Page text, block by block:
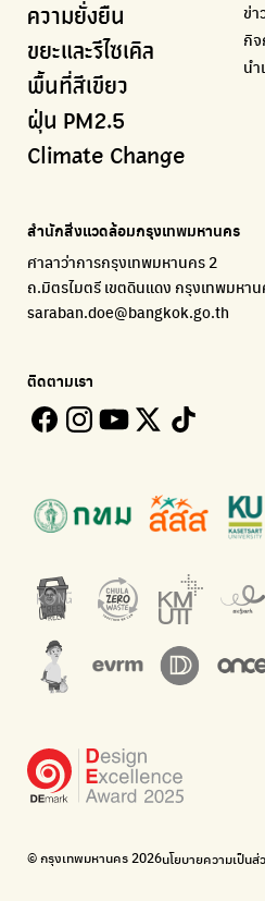
BKK Zero Waste
กรุงเทพฯไม่เทรวม
ลุงซาเล้งกับขยะที่หายไป
CHULA Zero Waste
จัดการขยะภายในพื้นที่อย่างเป็นระ
แพลตฟอร์มเพื่อสิ่งแวดล้อม
ติดตามความคืบหน้านโยบายกรุงเ
Kong Green Green
แอปแยกขยะได้ง่ายๆเพียงสแกนบา
Net Zero Carbon
The Sustainment
การบริหารองค์กรเพื่อสังคมและสิ่ง
WonWon
รวมร้านซ่อมใกล้บ้านคุณ
Bike for Everyone
BUCA
ภาคีจักรยานเมือง กรุงเทพฯ
กรมควบคุมมลพิษ
แหล่งข้อมูลเกี่ยวกับมาตรฐานคุณภ
มูลนิธิโลกสีเขียว
How to ting
การแยกขยะให้สนุก
แพลตฟอร์มการจัดการพลาสติกชี
รับซื้อขยะถึงบ้าน
ECOLIFE
กำจัด E-waste อย่างถูกวิธี ตามจุด
Green map
มือวิเศษกรุงเทพ
บริจาคขยะไปอัพไซเคิลเป็นชุดพนัก
WonWon
รวมร้านซ่อมใกล้บ้านคุณ
Greenpeace
มูลนิธิสภาประชาชนเพื่อสิ่งแวดล้อม
สำนักสิ่งแวดล้อม กรุงเทพมหานค
เตะฝุ่น
แผนที่การระบายอากาศในช่วงสูงสุ
กระทรวงทรัพยากรธรรมชาติและสิ่
กรมส่งเสริมคุณภาพและสิ่งแวดล้อม
Carbon Footprint Thailand
เรียนรู้เครื่องมือคำนวณคาร์บอนฟุ
กรมอุตุนิยมวิทยา
Net Zero Carbon
Everything about our planet and
35 Hours Bangkok Nature Play
โครงการ 35 ชั่วโมงการเรียนรู้ธรร
ความยั่งยืน
ขยะและรีไซเคิล
พื้นที่สีเขียว
ฝุ่น PM2.5
Climate Change
ข่า
กิ
นำ
สำนักสิ่งแวดล้อมกรุงเทพมหานคร
ศาลาว่าการกรุงเทพมหานคร 2
ถ.มิตรไมตรี เขตดินแดง กรุงเทพมหา
saraban.doe@bangkok.go.th
ติดตามเรา
© กรุงเทพมหานคร 2026นโยบายความเป็นส่